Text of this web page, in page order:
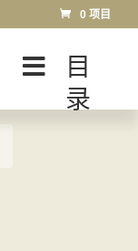
0 项目
目
录